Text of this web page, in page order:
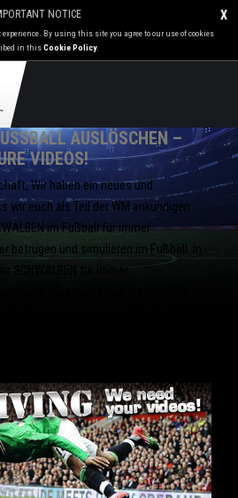
X
NOTICE
By using this site you agree to our use of cookies
in thisCookie Policy.
AUSLÖSCHEN – W
VIDEOS!
Wir haben ein neues und
wir euch als Teil der WM ankündigen
im Fußball für immer
betrügen und simulieren im Fußball. In
SCHWALBEN für immer